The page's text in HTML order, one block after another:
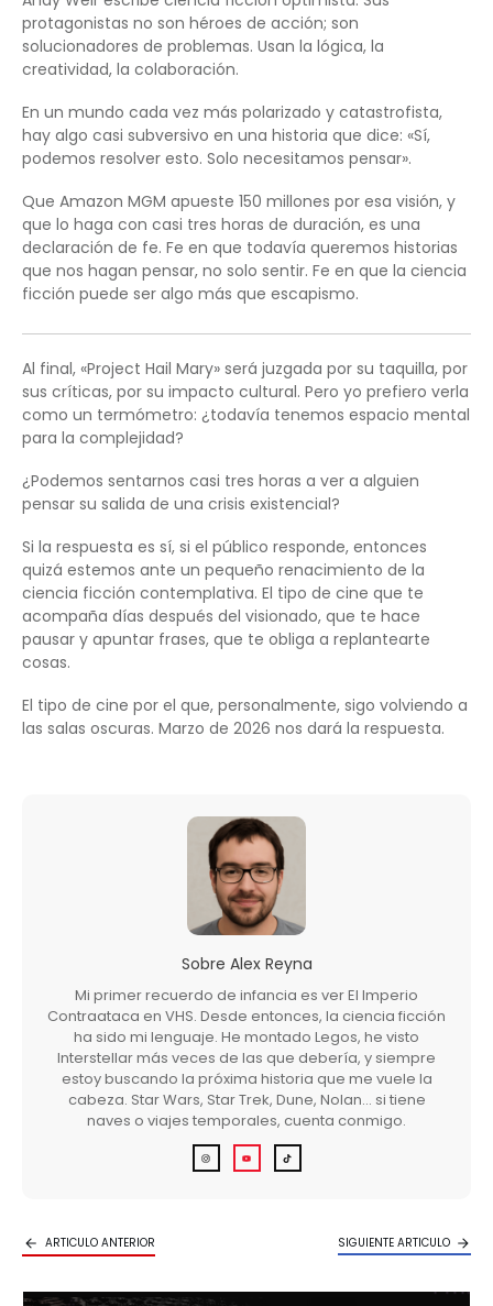
protagonistas no son héroes de acción; son
solucionadores de problemas. Usan la lógica, la
creatividad, la colaboración.
En un mundo cada vez más polarizado y catastrofista,
hay algo casi subversivo en una historia que dice: «Sí,
podemos resolver esto. Solo necesitamos pensar».
Que Amazon MGM apueste 150 millones por esa visión, y
que lo haga con casi tres horas de duración, es una
declaración de fe. Fe en que todavía queremos historias
que nos hagan pensar, no solo sentir. Fe en que la ciencia
ficción puede ser algo más que escapismo.
Al final, «Project Hail Mary» será juzgada por su taquilla, por
sus críticas, por su impacto cultural. Pero yo prefiero verla
como un termómetro: ¿todavía tenemos espacio mental
para la complejidad?
¿Podemos sentarnos casi tres horas a ver a alguien
pensar su salida de una crisis existencial?
Si la respuesta es sí, si el público responde, entonces
quizá estemos ante un pequeño renacimiento de la
ciencia ficción contemplativa. El tipo de cine que te
acompaña días después del visionado, que te hace
pausar y apuntar frases, que te obliga a replantearte
cosas.
El tipo de cine por el que, personalmente, sigo volviendo a
las salas oscuras. Marzo de 2026 nos dará la respuesta.
Sobre Alex Reyna
Mi primer recuerdo de infancia es ver El Imperio
Contraataca en VHS. Desde entonces, la ciencia ficción
ha sido mi lenguaje. He montado Legos, he visto
Interstellar más veces de las que debería, y siempre
estoy buscando la próxima historia que me vuele la
cabeza. Star Wars, Star Trek, Dune, Nolan… si tiene
naves o viajes temporales, cuenta conmigo.
ARTICULO ANTERIOR SIGUIENTE ARTICULO